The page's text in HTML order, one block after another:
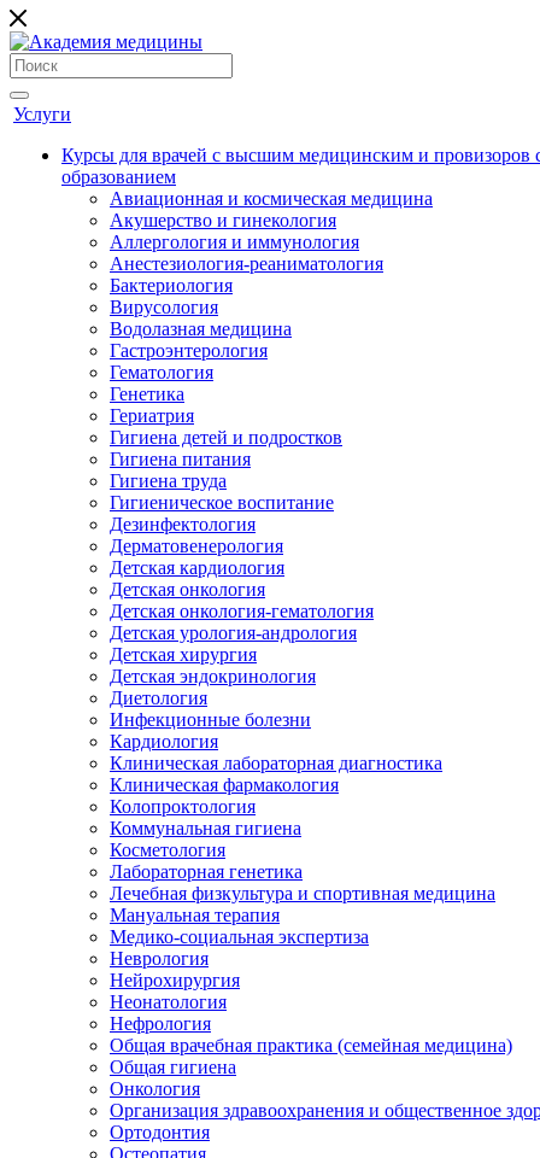
Услуги
Курсы для врачей с высшим медицинским и
образованием
Авиационная и космическая медицина
Акушерство и гинекология
Аллергология и иммунология
Анестезиология-реаниматология
Бактериология
Вирусология
Водолазная медицина
Гастроэнтерология
Гематология
Генетика
Гериатрия
Гигиена детей и подростков
Гигиена питания
Гигиена труда
Гигиеническое воспитание
Дезинфектология
Дерматовенерология
Детская кардиология
Детская онкология
Детская онкология-гематология
Детская урология-андрология
Детская хирургия
Детская эндокринология
Диетология
Инфекционные болезни
Кардиология
Клиническая лабораторная диагностика
Клиническая фармакология
Колопроктология
Коммунальная гигиена
Косметология
Лабораторная генетика
Лечебная физкультура и спортивная медицина
Мануальная терапия
Медико-социальная экспертиза
Неврология
Нейрохирургия
Неонатология
Нефрология
Общая врачебная практика (семейная медицина)
Общая гигиена
Онкология
Организация здравоохранения и общественное
Ортодонтия
Остеопатия